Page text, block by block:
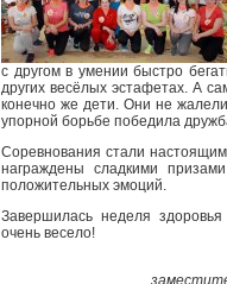
с другом в умении быстро
других весёлых эстафетах. А
конечно же дети. Они не
упорной борьбе победила
Соревнования стали
награждены сладкими
положительных эмоций.
Завершилась неделя
очень весело!